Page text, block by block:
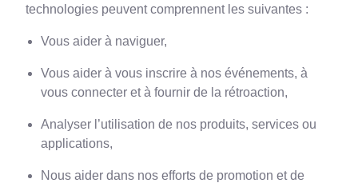
technologies peuvent comprennent les suivantes :
Vous aider à naviguer,
Vous aider à vous inscrire à nos événements, à
vous connecter et à fournir de la rétroaction,
Analyser l’utilisation de nos produits, services ou
applications,
Nous aider dans nos efforts de promotion et de